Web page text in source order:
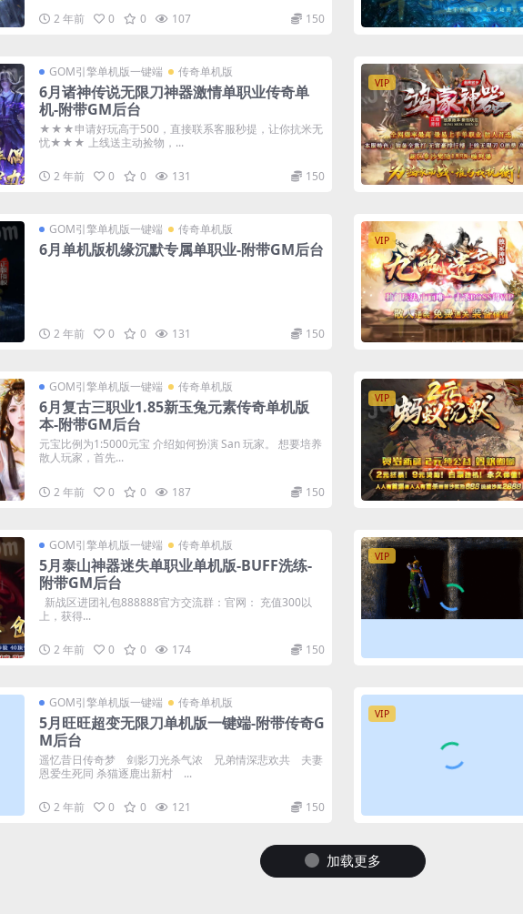
2 年前 0 0 107 150
GOM引擎单机版一键端 传奇单机版
6月诸神传说无限刀神器激情单职业传奇单
机-附带GM后台
★★★申请好玩高于500，直接联系客服秒提，让你抗米无
忧★★★ 上线送主动捡物，...
2 年前 0 0 131 150
VIP
GOM引擎单机版一键端 传奇单机版
6月单机版机缘沉默专属单职业-附带GM后台
2 年前 0 0 131 150
VIP
GOM引擎单机版一键端 传奇单机版
6月复古三职业1.85新玉兔元素传奇单机版
本-附带GM后台
元宝比例为1:5000元宝 介绍如何扮演 San 玩家。 想要培养
散人玩家，首先...
2 年前 0 0 187 150
VIP
GOM引擎单机版一键端 传奇单机版
5月泰山神器迷失单职业单机版-BUFF洗练-
附带GM后台
新战区进团礼包888888官方交流群：官网： 充值300以
上，获得...
2 年前 0 0 174 150
VIP
GOM引擎单机版一键端 传奇单机版
5月旺旺超变无限刀单机版一键端-附带传奇G
M后台
遥忆昔日传奇梦 剑影刀光杀气浓 兄弟情深悲欢共 夫妻
恩爱生死同 杀猫逐鹿出新村 ...
2 年前 0 0 121 150
VIP
5月莽夫OL专属神器单职业传奇单机版-附带